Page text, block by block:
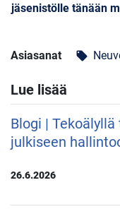
jäsenistölle tänään
Asiasanat local_offer
Lue lisää
Blogi |
julkiseen
26.6.2026